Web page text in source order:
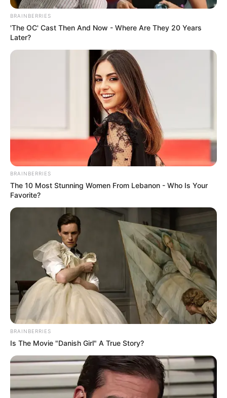
BRAINBERRIES
'The OC' Cast Then And Now - Where Are They 20 Years
Later?
BRAINBERRIES
The 10 Most Stunning Women From Lebanon - Who Is Your
Favorite?
BRAINBERRIES
Is The Movie "Danish Girl" A True Story?